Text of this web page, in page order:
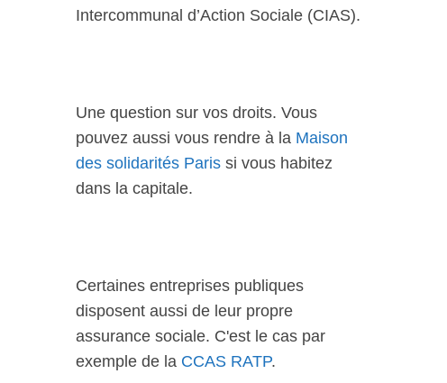
Intercommunal d’Action Sociale (CIAS).
Une question sur vos droits. Vous
pouvez aussi vous rendre à la Maison
des solidarités Paris si vous habitez
dans la capitale.
Certaines entreprises publiques
disposent aussi de leur propre
assurance sociale. C'est le cas par
exemple de la CCAS RATP.